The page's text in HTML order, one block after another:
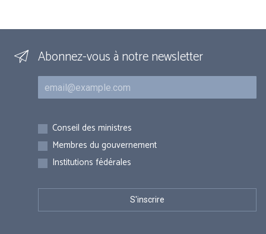
Abonnez-vous à notre newsletter
Courriel
Inscriptions
Conseil des ministres
Membres du gouvernement
Institutions fédérales